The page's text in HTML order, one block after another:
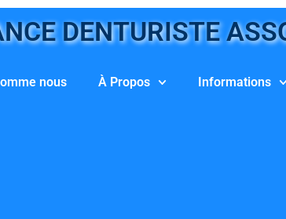
DENTURISTE
nous À Propos Informations